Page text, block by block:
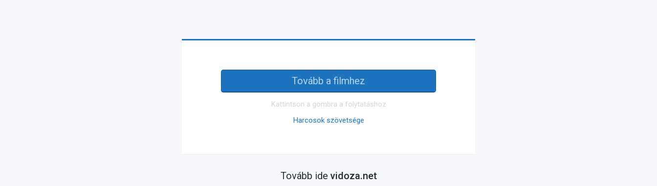
Tovább a filmhez
Kattintson a gombra a folytatáshoz
Harcosok szövetsége
Tovább ide vidoza.net